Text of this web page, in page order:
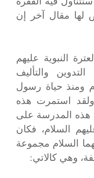
لها مقال آخر إن
النبوية عليهم
والتأليف
ومنذ حياة رسول
ولقد استمرت هذه
هذه المدرسة على
السلام، فكان
السلام مجموعة
وهي كالاتي: